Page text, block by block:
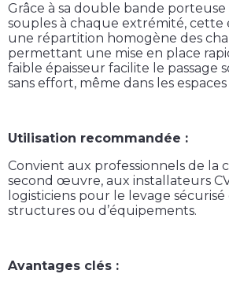
Grâce à sa double bande porteuse
souples à chaque extrémité, cette
une répartition homogène des
permettant une mise en place
faible épaisseur facilite le passage
sans effort, même dans les
Utilisation recommandée :
Convient aux professionnels de la
second œuvre, aux installateurs
logisticiens pour le levage
structures ou d’équipements.
Avantages clés :